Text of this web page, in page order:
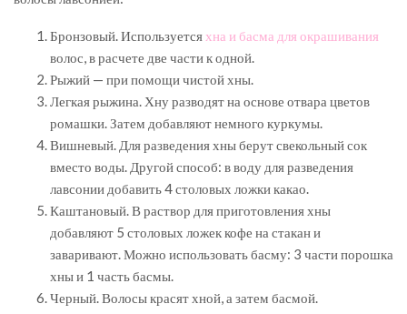
Бронзовый. Используется хна и басма для окрашивания
волос, в расчете две части к одной.
Рыжий — при помощи чистой хны.
Легкая рыжина. Хну разводят на основе отвара цветов
ромашки. Затем добавляют немного куркумы.
Вишневый. Для разведения хны берут свекольный сок
вместо воды. Другой способ: в воду для разведения
лавсонии добавить 4 столовых ложки какао.
Каштановый. В раствор для приготовления хны
добавляют 5 столовых ложек кофе на стакан и
заваривают. Можно использовать басму: 3 части порошка
хны и 1 часть басмы.
Черный. Волосы красят хной, а затем басмой.